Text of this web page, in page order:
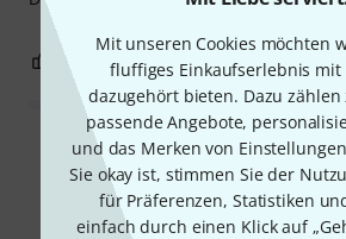
Mit unseren Cookies möchten
fluffiges Einkaufserlebnis mit
dazugehört bieten. Dazu zählen
passende Angebote,
und das Merken von
Sie okay ist, stimmen Sie der
für Präferenzen, Statistiken
einfach durch einen Klick auf
0 0 BEWERTUNG MELDEN
Alle Bewertungen